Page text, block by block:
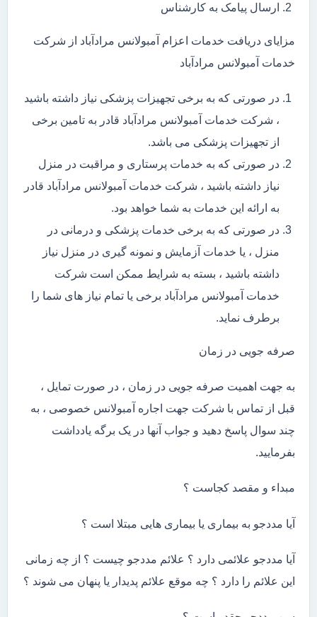
ارسال پیامک به کارشناس
مزایای دریافت خدمات اعزام آمبولانس مرادآباد از شرکت
خدمات آمبولانس مرادآباد
در صورتی که به برخی تجهیزات پزشکی نیاز داشته باشید
، شرکت خدمات آمبولانس مرادآباد قادر به تامین برخی
از تجهیزات پزشکی می باشد.
در صورتی که به خدمات پرستاری و مراقبت در منزل
نیاز داشته باشید ، شرکت خدمات آمبولانس مرادآباد قادر
به ارائه این خدمات به شما خواهد بود.
در صورتی که به برخی خدمات پزشکی و درمانی در
منزل ، یا خدمات آزمایش و نمونه گیری در منزل نیاز
داشته باشید ، بسته به شرایط ممکن است شرکت
خدمات آمبولانس مرادآباد برخی یا تمام نیاز های شما را
برطرف نماید.
صرفه جویی در زمان
به جهت اهمیت صرفه جویی در زمان ، در صورت تمایل ،
قبل از تماس با شرکت جهت اجاره آمبولانس خصوصی ، به
چند سوال پاسخ دهید و جواب آنها در یک برگه یادداشت
بفرمایید.
مبداء و مقصد کجاست ؟
آیا مددجو به بیماری یا بیماری هایی مبتلا است ؟
آیا مددجو علائمی دارد ؟ علائم مددجو چیست ؟ از چه زمانی
این علائم را دارد ؟ چه موقع علائم پدیدار یا پنهان می شوند ؟